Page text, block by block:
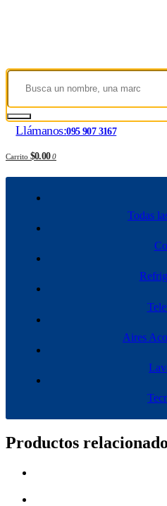
Llámanos:095 907 3167
Carrito $0.00 0
Todas
Aires
Productos